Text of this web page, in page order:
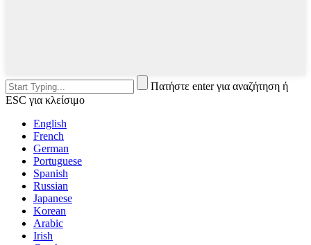
Πατήστε enter για αναζήτηση ή
ESC για κλείσιμο
English
French
German
Portuguese
Spanish
Russian
Japanese
Korean
Arabic
Irish